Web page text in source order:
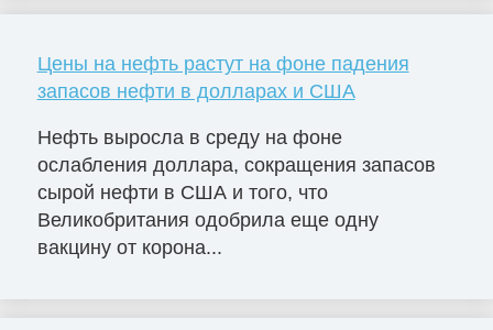
Цены на нефть растут на фоне падения
запасов нефти в долларах и США
Нефть выросла в среду на фоне
ослабления доллара, сокращения запасов
сырой нефти в США и того, что
Великобритания одобрила еще одну
вакцину от корона...